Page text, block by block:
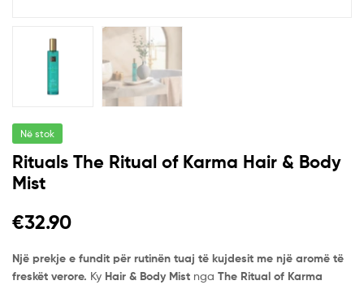
Në stok
Rituals The Ritual of Karma Hair & Body
Mist
€32.90
Një prekje e fundit për rutinën tuaj të kujdesit me një aromë të
freskët verore. Ky Hair & Body Mist nga The Ritual of Karma